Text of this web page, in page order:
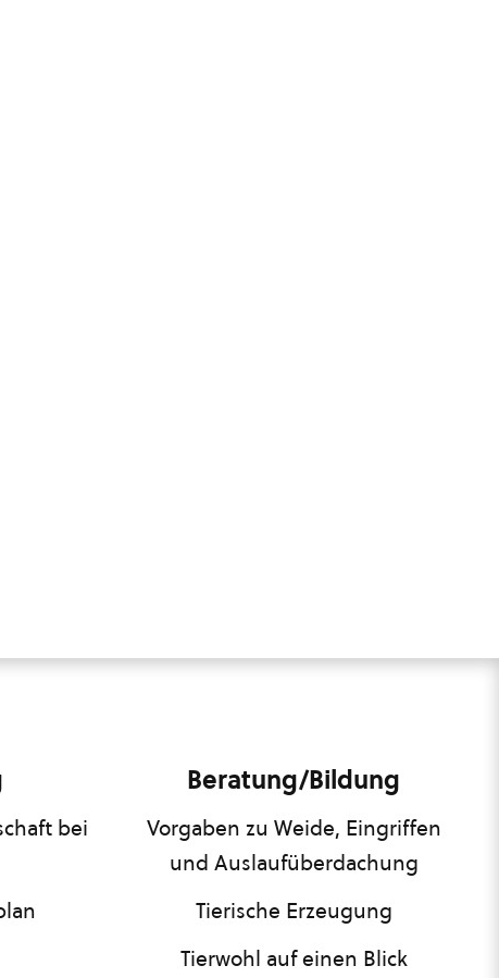
bei
Beratung/Bildung
Vorgaben zu Weide, Eingriffen
und Auslaufüberdachung
Tierische Erzeugung
Tierwohl auf einen Blick